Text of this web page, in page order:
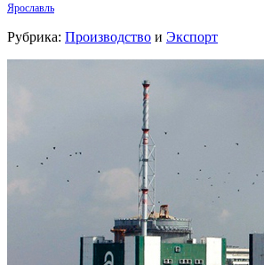
Ярославль
Рубрика: Производство и Экспорт